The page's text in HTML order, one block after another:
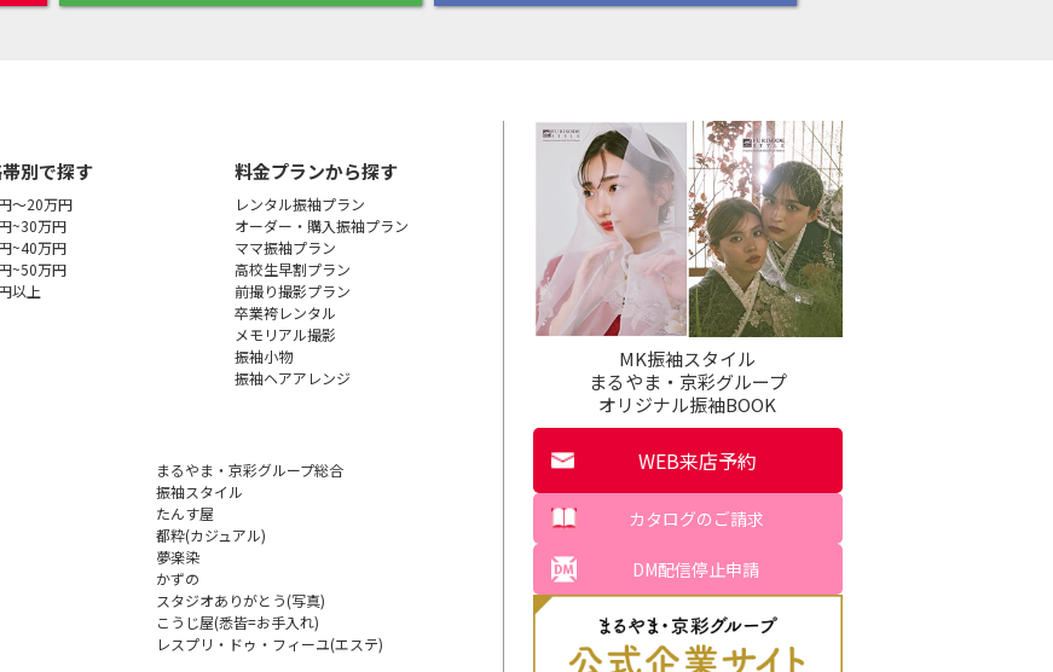
別で探す
～20万円
~30万円
~40万円
~50万円
以上
料金プランから探す
レンタル振袖プラン
オーダー・購入振袖プラン
ママ振袖プラン
高校生早割プラン
前撮り撮影プラン
卒業袴レンタル
メモリアル撮影
振袖小物
振袖ヘアアレンジ
まるやま・京彩グループ総合
振袖スタイル
たんす屋
都粋(カジュアル)
夢楽染
かずの
スタジオありがとう(写真)
こうじ屋(悉皆=お手入れ)
レスプリ・ドゥ・フィーユ(エステ)
MK振袖スタイル
まるやま・京彩グループ
オリジナル振袖BOOK
WEB来店予約
カタログのご請求
DM配信停止申請